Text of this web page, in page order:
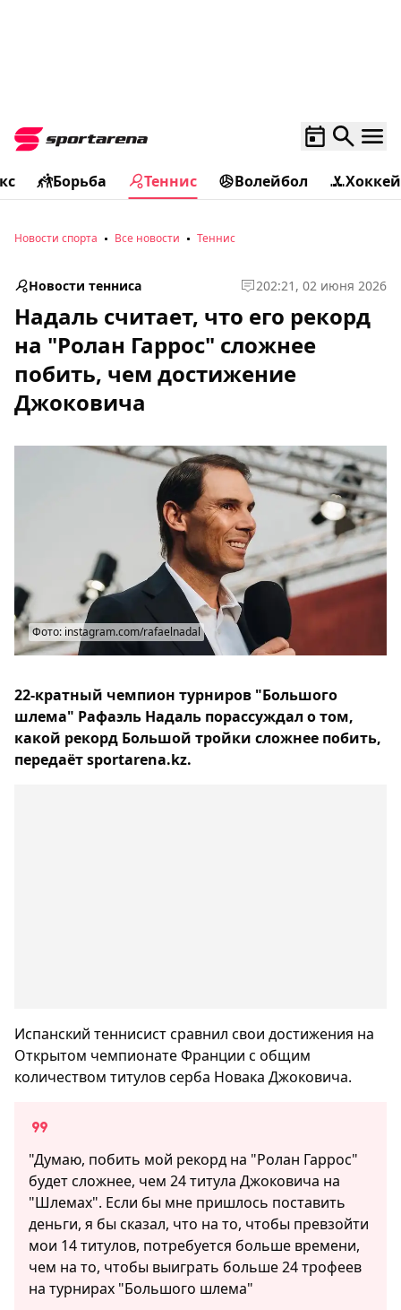
Борьба Теннис Волейбол Хоккей
Новости спорта Все новости Теннис
Новости тенниса 202:21, 02 июня 2026
Надаль считает, что его рекорд
на "Ролан Гаррос" сложнее
побить, чем достижение
Джоковича
Фото: instagram.com/rafaelnadal
22-кратный чемпион турниров "Большого
шлема" Рафаэль Надаль порассуждал о том,
какой рекорд Большой тройки сложнее побить,
передаёт sportarena.kz.
Испанский теннисист сравнил свои достижения на
Открытом чемпионате Франции с общим
количеством титулов серба Новака Джоковича.
"Думаю, побить мой рекорд на "Ролан Гаррос"
будет сложнее, чем 24 титула Джоковича на
"Шлемах". Если бы мне пришлось поставить
деньги, я бы сказал, что на то, чтобы превзойти
мои 14 титулов, потребуется больше времени,
чем на то, чтобы выиграть больше 24 трофеев
на турнирах "Большого шлема"